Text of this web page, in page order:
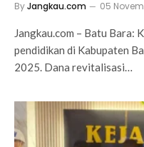
ByJangkau.com 05
Jangkau.com – Batu Bara:
pendidikan di Kabupaten
2025. Dana revitalisasi…